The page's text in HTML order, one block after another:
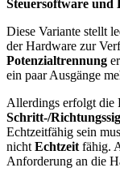
Steuersoftware
Diese Variante stellt
der Hardware zur
Potenzialtrennung
ein paar Ausgänge
Allerdings erfolgt die
Schritt-/
Echtzeitfähig sein
nicht Echtzeit fähig.
Anforderung an die